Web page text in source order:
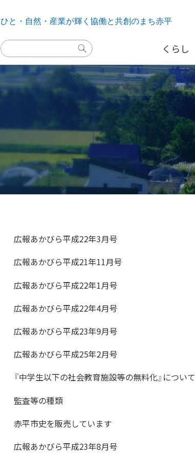
ひと・自然・産業が輝く 協働と共創のまち赤平
検
索
実
行
くらし
広報あかびら平成22年3月号
広報あかびら平成21年11月号
広報あかびら平成22年1月号
広報あかびら平成22年4月号
広報あかびら平成23年9月号
広報あかびら平成25年2月号
『中学生以下の社会教育施設等の無料化』について
監査等の種類
赤平市史を販売しています
広報あかびら平成23年8月号